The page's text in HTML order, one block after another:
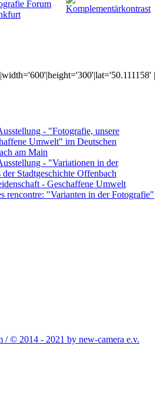
|
- "Fotografie, unsere
Umwelt" im Deutschen
am Main
- "Variationen in der
Stadtgeschichte Offenbach
- Geschaffene Umwelt
rencontre: "Varianten in der Fotografie"
/ © 2014 - 2021 by new-camera e.v.